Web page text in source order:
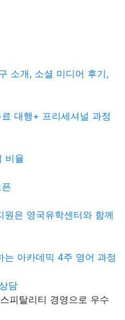
소개, 소셜 미디어 후기,
대행+ 프리세셔널 과정
비율
은 영국유학센터와 함께
는 아카데믹 4주 영어 과정
담
피탈리티 경영으로 우수